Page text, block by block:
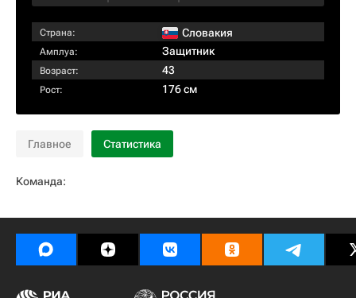
Страна: Словакия
Амплуа: Защитник
Возраст: 43
Рост: 176 см
Главное Статистика
Команда: